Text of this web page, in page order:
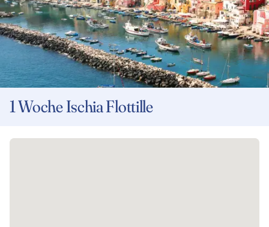
1 Woche Ischia Flottille